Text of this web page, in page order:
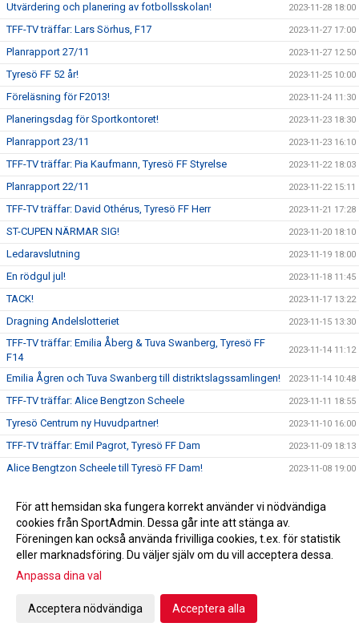
Utvärdering och planering av fotbollsskolan! 2023-11-28 18:00
TFF-TV träffar: Lars Sörhus, F17 2023-11-27 17:00
Planrapport 27/11 2023-11-27 12:50
Tyresö FF 52 år! 2023-11-25 10:00
Föreläsning för F2013! 2023-11-24 11:30
Planeringsdag för Sportkontoret! 2023-11-23 18:30
Planrapport 23/11 2023-11-23 16:10
TFF-TV träffar: Pia Kaufmann, Tyresö FF Styrelse 2023-11-22 18:03
Planrapport 22/11 2023-11-22 15:11
TFF-TV träffar: David Othérus, Tyresö FF Herr 2023-11-21 17:28
ST-CUPEN NÄRMAR SIG! 2023-11-20 18:10
Ledaravslutning 2023-11-19 18:00
En rödgul jul! 2023-11-18 11:45
TACK! 2023-11-17 13:22
Dragning Andelslotteriet 2023-11-15 13:30
TFF-TV träffar: Emilia Åberg & Tuva Swanberg, Tyresö FF
F14
2023-11-14 11:12
Emilia Ågren och Tuva Swanberg till distriktslagssamlingen! 2023-11-14 10:48
TFF-TV träffar: Alice Bengtzon Scheele 2023-11-11 18:55
Tyresö Centrum ny Huvudpartner! 2023-11-10 16:00
TFF-TV träffar: Emil Pagrot, Tyresö FF Dam 2023-11-09 18:13
Alice Bengtzon Scheele till Tyresö FF Dam! 2023-11-08 19:00
Adam Bergström ny huvudtränare i P18! 2023-11-07 19:00
Ledarakademin närmar sig! 2023-11-07 16:41
Tyresö FF mot psykisk ohälsa! 2023-11-05 09:48
Hjälp oss utveckla Tyresö FF!
Emil Pagrot ny huvudtränare för damlaget!
För att hemsidan ska fungera korrekt använder vi nödvändiga
cookies från SportAdmin. Dessa går inte att stänga av.
Föreningen kan också använda frivilliga cookies, t.ex. för statistik
eller marknadsföring. Du väljer själv om du vill acceptera dessa.
Anpassa dina val
Acceptera nödvändiga Acceptera alla